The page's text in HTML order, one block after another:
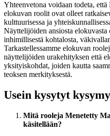
Yhteenvetona voidaan todeta,
elokuvan roolit ovat olleet
kulttuurisessa ja
Näyttelijöiden ansiosta
inhimillisestä kohtalosta,
Tarkastellessamme elokuvan
näyttelijöiden urakehityksen että
yksityiskohdat, joiden kautta
teoksen merkityksestä.
Usein kysytyt
Mitä rooleja Menetetty
käsitellään?